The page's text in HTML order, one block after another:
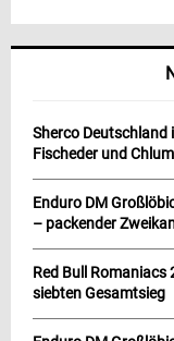
Sherco Deutschland
Fischeder und
Enduro DM
– packender
Red Bull
siebten Gesamtsieg